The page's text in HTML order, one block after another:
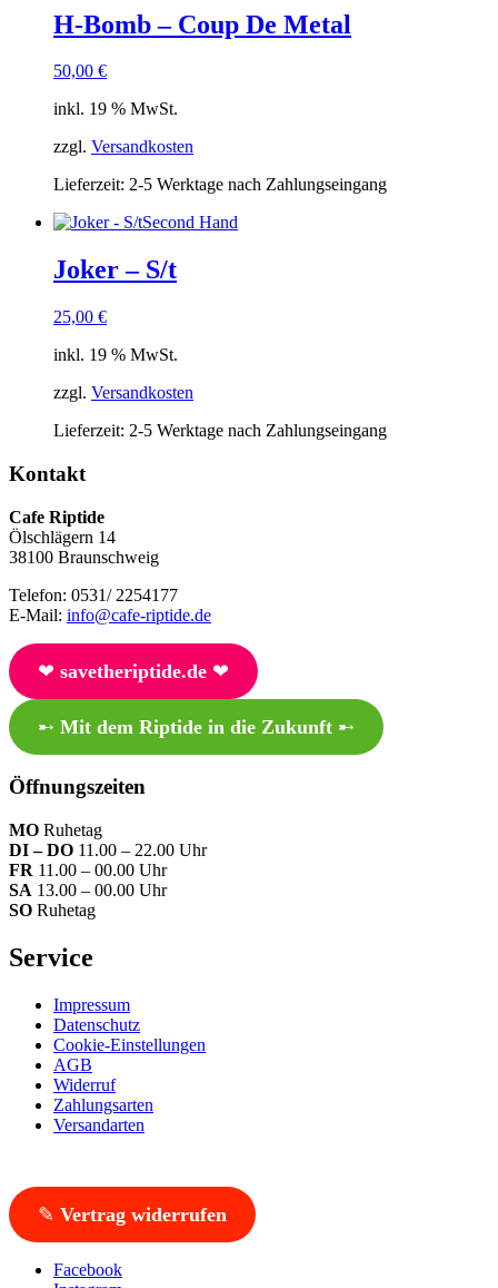
H-Bomb – Coup De Metal
50,00 €
inkl. 19 % MwSt.
zzgl. Versandkosten
Lieferzeit: 2-5 Werktage nach Zahlungseingang
Second Hand
Joker – S/t
25,00 €
inkl. 19 % MwSt.
zzgl. Versandkosten
Lieferzeit: 2-5 Werktage nach Zahlungseingang
Kontakt
Cafe Riptide
Ölschlägern 14
38100 Braunschweig
Telefon: 0531/ 2254177
E-Mail: info@cafe-riptide.de
❤︎ savetheriptide.de❤︎
➸ Mit dem Riptide in die Zukunft➸
Öffnungszeiten
MO Ruhetag
DI – DO 11.00 – 22.00 Uhr
FR 11.00 – 00.00 Uhr
SA 13.00 – 00.00 Uhr
SO Ruhetag
Service
Impressum
Datenschutz
Cookie-Einstellungen
AGB
Widerruf
Zahlungsarten
Versandarten
✎ Vertrag widerrufen
Facebook